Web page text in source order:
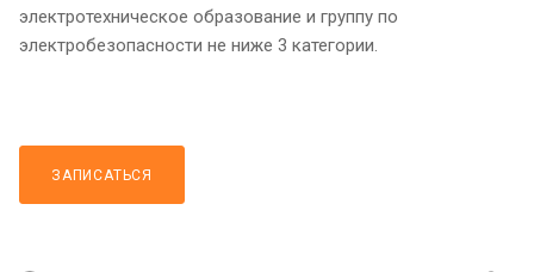
электротехническое образование и группу по
электробезопасности не ниже 3 категории.
ЗАПИСАТЬСЯ